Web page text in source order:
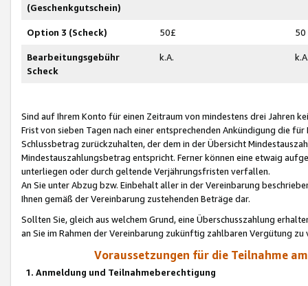
(Geschenkgutschein)
Option 3 (Scheck) 50£ 50
Bearbeitungsgebühr
Scheck
k.A.
Sind auf Ihrem Konto für einen Zeitraum von mindestens drei Jahren
Frist von sieben Tagen nach einer entsprechenden Ankündigung die
Schlussbetrag zurückzuhalten, der dem in der Übersicht
Mindestauszahlungsbetrag entspricht. Ferner können eine etwaig
unterliegen oder durch geltende Verjährungsfristen verfallen.
An Sie unter Abzug bzw. Einbehalt aller in der Vereinbarung
Ihnen gemäß der Vereinbarung zustehenden Beträge dar.
Sollten Sie, gleich aus welchem Grund, eine Überschusszahlung
an Sie im Rahmen der Vereinbarung zukünftig zahlbaren Vergütung zu
Voraussetzungen für die Teilnahme
1. Anmeldung und Teilnahmeberechtigung